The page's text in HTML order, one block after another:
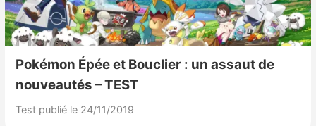
Pokémon Épée et Bouclier : un assaut de
nouveautés – TEST
Test publié le 24/11/2019